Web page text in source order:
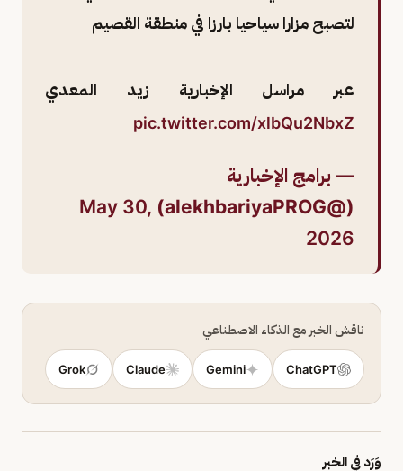
لتصبح مزارا سياحيا بارزا في منطقة القصيم
عبر مراسل الإخبارية زيد المعدي
pic.twitter.com/xlbQu2NbxZ
— برامج الإخبارية
(@alekhbariyaPROG)
May 30,
2026
ناقش الخبر مع الذكاء الاصطناعي
ChatGPT
Gemini
Claude
Grok
وَرَد في الخبر